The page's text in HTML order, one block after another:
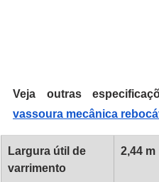
vassoura mecânica
Largura útil de
varrimento
2,44 m